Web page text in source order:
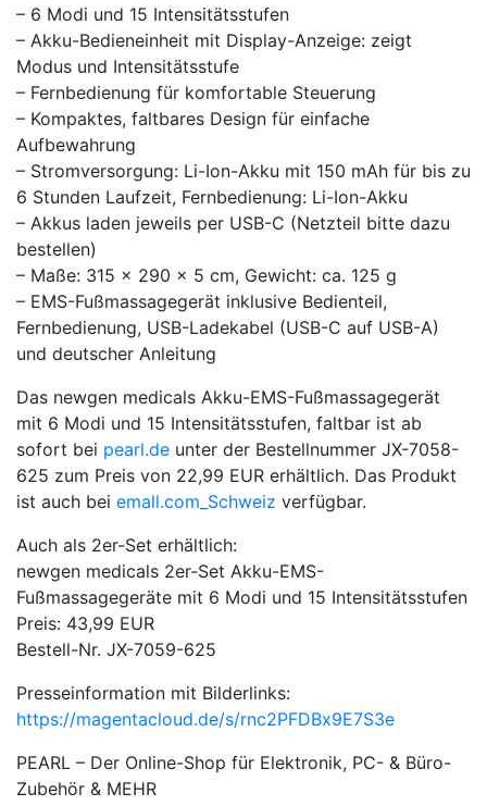
– 6 Modi und 15 Intensitätsstufen
– Akku-Bedieneinheit mit Display-Anzeige: zeigt
Modus und Intensitätsstufe
– Fernbedienung für komfortable Steuerung
– Kompaktes, faltbares Design für einfache
Aufbewahrung
– Stromversorgung: Li-Ion-Akku mit 150 mAh für bis zu
6 Stunden Laufzeit, Fernbedienung: Li-Ion-Akku
– Akkus laden jeweils per USB-C (Netzteil bitte dazu
bestellen)
– Maße: 315 x 290 x 5 cm, Gewicht: ca. 125 g
– EMS-Fußmassagegerät inklusive Bedienteil,
Fernbedienung, USB-Ladekabel (USB-C auf USB-A)
und deutscher Anleitung
Das newgen medicals Akku-EMS-Fußmassagegerät
mit 6 Modi und 15 Intensitätsstufen, faltbar ist ab
sofort bei pearl.de unter der Bestellnummer JX-7058-
625 zum Preis von 22,99 EUR erhältlich. Das Produkt
ist auch bei emall.com_Schweiz verfügbar.
Auch als 2er-Set erhältlich:
newgen medicals 2er-Set Akku-EMS-
Fußmassagegeräte mit 6 Modi und 15 Intensitätsstufen
Preis: 43,99 EUR
Bestell-Nr. JX-7059-625
Presseinformation mit Bilderlinks:
https://magentacloud.de/s/rnc2PFDBx9E7S3e
PEARL – Der Online-Shop für Elektronik, PC- & Büro-
Zubehör & MEHR